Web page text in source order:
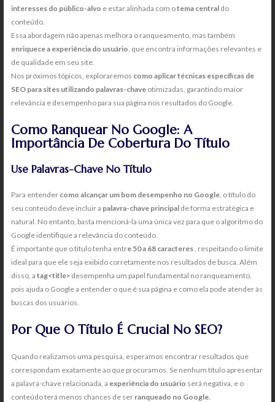
interesses do público-alvo e estar alinhada com otema central do
conteúdo.
Essa abordagem não apenas melhora o ranqueamento, mas também
enriquece a experiência do usuário , que encontra informações relevantes e
de qualidade em seu site.
Nos próximos tópicos, exploraremos como aplicar técnicas específicas de
SEO para sites utilizando palavras-chave otimizadas, garantindo maior
relevância e desempenho para sua página nos resultados do Google.
Como Ranquear No Google: A
Importância De Cobertura Do Título
Use Palavras-Chave No Título
Para entender como alcançar um bom desempenho no Google , o título do
seu conteúdo deve incluir a palavra-chave principal de forma estratégica e
natural. No entanto, basta mencioná-la uma única vez para que o algoritmo do
Google identifique a relevância do conteúdo.
É importante que o título tenha entre 50 a 68 caracteres , respeitando o limite
ideal para que ele seja exibido corretamente nos resultados de busca. Além
disso, atag<title> desempenha um papel fundamental no ranqueamento,
pois ajuda o Google a entender o que é sua página e como ela pode atender às
buscas dos usuários.
Por Que O Título É Crucial No SEO?
Quando realizamos uma pesquisa, esperamos encontrar resultados que
correspondam exatamente ao que procuramos. Se nenhum título apresentar
a palavra-chave relacionada, a experiência do usuário será negativa, e o
conteúdo terá menos chances de ser ranqueado no Google.